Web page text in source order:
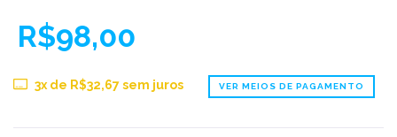
R$98,00
3x de R$32,67sem juros VER MEIOS DE PAGAMENTO